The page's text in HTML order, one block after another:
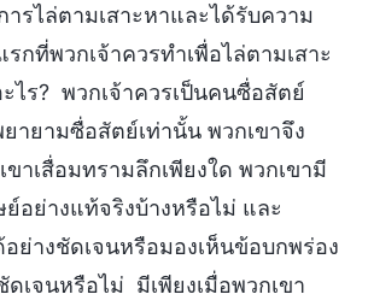
รไล่ตามเสาะหาและได้รับความ
กที่พวกเจ้าควรทำเพื่อไล่ตามเสาะ
ไร? พวกเจ้าควรเป็นคนซื่อสัตย์
ายามซื่อสัตย์เท่านั้น พวกเขาจึง
ขาเสื่อมทรามลึกเพียงใด พวกเขามี
อย่างแท้จริงบ้างหรือไม่ และ
อย่างชัดเจนหรือมองเห็นข้อบกพร่อง
ดเจนหรือไม่ มีเพียงเมื่อพวกเขา